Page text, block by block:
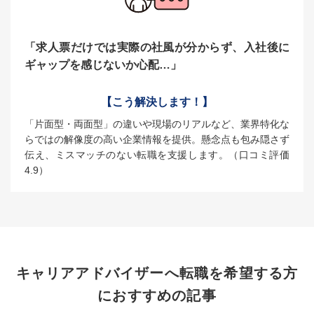
「求人票だけでは実際の社風が分からず、入社後に
ギャップを感じないか心配…」
【こう解決します！】
「片面型・両面型」の違いや現場のリアルなど、業界特化な
らではの解像度の高い企業情報を提供。懸念点も包み隠さず
伝え、ミスマッチのない転職を支援します。（口コミ評価
4.9）
キャリアアドバイザーへ転職を希望する方
におすすめの記事